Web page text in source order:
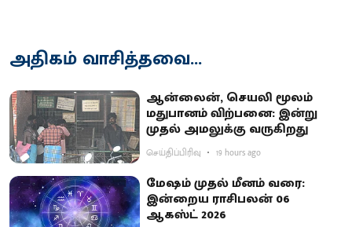
அதிகம் வாசித்தவை...
ஆன்லைன், செயலி மூலம்
மதுபானம் விற்பனை: இன்று
முதல் அமலுக்கு வருகிறது
செய்திப்பிரிவு 19 hours ago
மேஷம் முதல் மீனம் வரை:
இன்றைய ராசிபலன் 06
ஆகஸ்ட் 2026